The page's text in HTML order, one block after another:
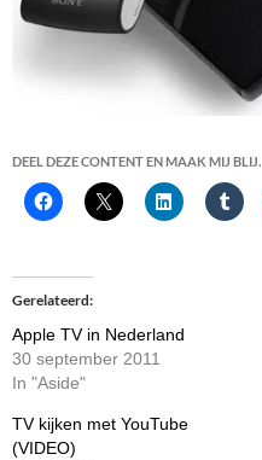
DEEL DEZE CONTENT EN MAAK MIJ BLIJ.
Gerelateerd
Apple TV in Nederland
30 september 2011
In "Aside"
TV kijken met YouTube
(VIDEO)